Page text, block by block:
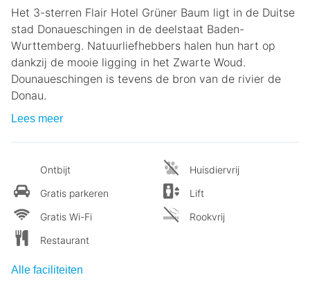
Het 3-sterren Flair Hotel Grüner Baum ligt in de Duitse
stad Donaueschingen in de deelstaat Baden-
Wurttemberg. Natuurliefhebbers halen hun hart op
dankzij de mooie ligging in het Zwarte Woud.
Dounaueschingen is tevens de bron van de rivier de
Donau.
Lees meer
Ontbijt
Gratis parkeren
Gratis Wi-Fi
Restaurant
Huisdiervrij
Lift
Rookvrij
Alle faciliteiten